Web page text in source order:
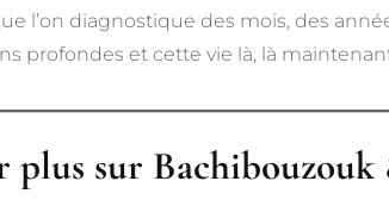
l’on diagnostique des mois, des
profondes et cette vie là, là
plus sur